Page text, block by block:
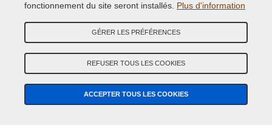
Code couleur originale:1L0
Code du produit:Kit2-VCD-TOY-1L0
STEALTH MET.
Code couleur originale: 41W
Code du produit:Kit2-VCD-TOY-41W
fonctionnement du site seront installés. Plus d'information
GÉRER LES PRÉFÉRENCES
REFUSER TOUS LES COOKIES
ACCEPTER TOUS LES COOKIES